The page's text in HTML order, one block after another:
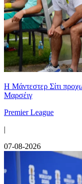
Η Μάντεστερ Σίτι
Μαρσέιγ
Premier League
|
07-08-2026